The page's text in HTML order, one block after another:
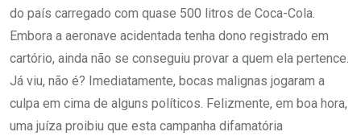
do país carregado com quase 500 litros de Coca-Cola.
Embora a aeronave acidentada tenha dono registrado em
cartório, ainda não se conseguiu provar a quem ela pertence.
Já viu, não é? Imediatamente, bocas malignas jogaram a
culpa em cima de alguns políticos. Felizmente, em boa hora,
uma juíza proibiu que esta campanha difamatória